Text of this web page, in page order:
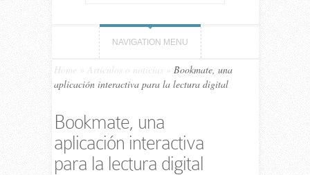
NAVIGATION MENU
Home Artículos o noticias
Bookmate, una
aplicación interactiva para la lectura digital
Bookmate, una
aplicación interactiva
para la lectura digital